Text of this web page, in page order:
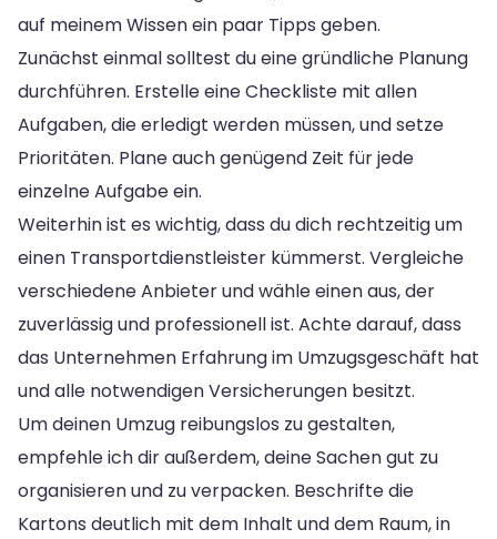
auf meinem Wissen ein paar Tipps geben.
Zunächst einmal solltest du eine gründliche Planung
durchführen. Erstelle eine Checkliste mit allen
Aufgaben, die erledigt werden müssen, und setze
Prioritäten. Plane auch genügend Zeit für jede
einzelne Aufgabe ein.
Weiterhin ist es wichtig, dass du dich rechtzeitig um
einen Transportdienstleister kümmerst. Vergleiche
verschiedene Anbieter und wähle einen aus, der
zuverlässig und professionell ist. Achte darauf, dass
das Unternehmen Erfahrung im Umzugsgeschäft hat
und alle notwendigen Versicherungen besitzt.
Um deinen Umzug reibungslos zu gestalten,
empfehle ich dir außerdem, deine Sachen gut zu
organisieren und zu verpacken. Beschrifte die
Kartons deutlich mit dem Inhalt und dem Raum, in